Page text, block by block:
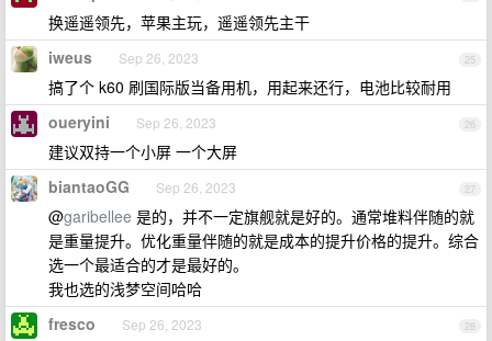
换遥遥领先，苹果主玩，遥遥领先主干
25
iweus Sep 26, 2023
搞了个 k60 刷国际版当备用机，用起来还行，电池比较耐用
26
oueryini Sep 26, 2023
建议双持一个小屏 一个大屏
27
biantaoGG Sep 26, 2023
@garibellee 是的，并不一定旗舰就是好的。通常堆料伴随的就
是重量提升。优化重量伴随的就是成本的提升价格的提升。综合
选一个最适合的才是最好的。
我也选的浅梦空间哈哈
28
fresco Sep 26, 2023